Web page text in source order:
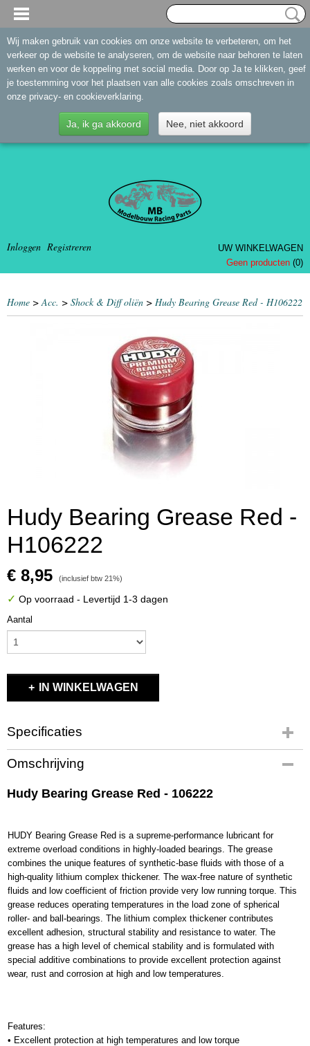
Inloggen Registreren
UW WINKELWAGEN
Geen producten (0)
Home >Acc. > Shock & Diff oliën > Hudy Bearing Grease Red - H106222
Hudy Bearing Grease Red -
H106222
€ 8,95 (inclusief btw 21%)
✓ Op voorraad - Levertijd 1-3 dagen
Aantal
IN WINKELWAGEN
Specificaties
Productcode
106222
EAN code
8581701062228
106222
Bruto gewicht
0,10 Kg
Omschrijving
Hudy Bearing Grease Red - 106222
HUDY Bearing Grease Red is a supreme-performance lubricant for
extreme overload conditions in highly-loaded bearings. The grease
combines the unique features of synthetic-base fluids with those of a
high-quality lithium complex thickener. The wax-free nature of synthetic
fluids and low coefficient of friction provide very low running torque. This
grease reduces operating temperatures in the load zone of spherical
roller- and ball-bearings. The lithium complex thickener contributes
excellent adhesion, structural stability and resistance to water. The
grease has a high level of chemical stability and is formulated with
special additive combinations to provide excellent protection against
wear, rust and corrosion at high and low temperatures.
Features:
• Excellent protection at high temperatures and low torque
Wij maken gebruik van cookies om onze website te verbeteren, om het
verkeer op de website te analyseren, om de website naar behoren te laten
werken en voor de koppeling met social media. Door op Ja te klikken, geef
je toestemming voor het plaatsen van alle cookies zoals omschreven in
onze privacy- en cookieverklaring.
Ja, ik ga akkoord Nee, niet akkoord